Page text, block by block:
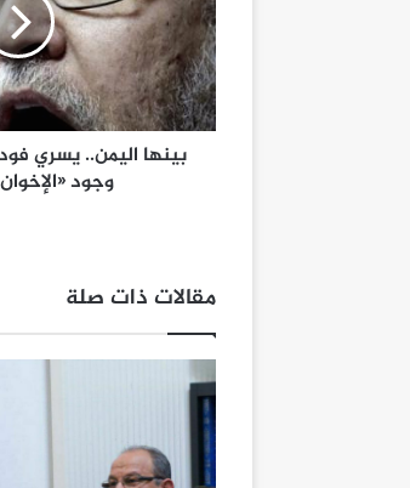
بينها اليمن.. يسري
وجود
مقالات ذات صلة